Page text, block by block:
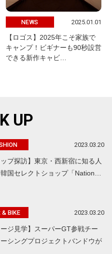
NEWS 2025.01.01
【ロゴス】2025年こそ家族で
キャンプ！ビギナーも90秒設営
できる新作キャビ…
UP
2023.03.20
ップ探訪】東京・西新宿に知る人
国セレクトショップ「Nation…
& BIKE 2023.03.20
ージ見学】スーパーGT参戦チー
シングプロジェクトバンドウが